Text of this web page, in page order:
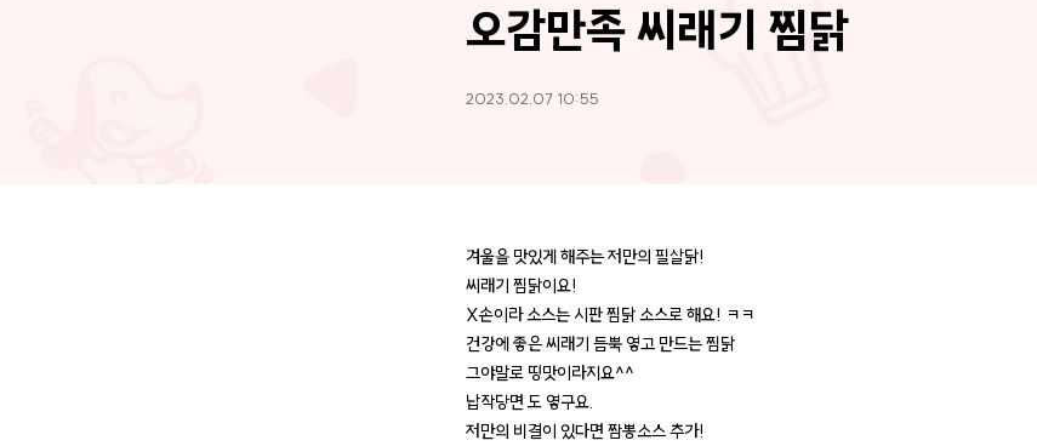
오감만족 씨래기 찜닭
2023.02.07 10:55
겨울을 맛있게 해주는 저만의 필살닭!
씨래기 찜닭이요!
X손이라 소스는 시판 찜닭 소스로 해요! ㅋㅋ
건강에 좋은 씨래기 듬뿍 옇고 만드는 찜닭
그야말로 띵맛이라지요^^
납작당면 도 옇구요.
저만의 비결이 있다면 짬뽕소스 추가!